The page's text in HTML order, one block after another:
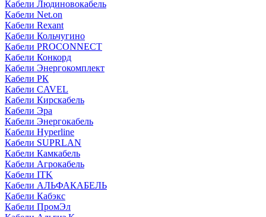
Кабели Людиновокабель
Кабели Net.on
Кабели Rexant
Кабели Кольчугино
Кабели PROCONNECT
Кабели Конкорд
Кабели Энергокомплект
Кабели РК
Кабели CAVEL
Кабели Кирскабель
Кабели Эра
Кабели Энергокабель
Кабели Hyperline
Кабели SUPRLAN
Кабели Камкабель
Кабели Агрокабель
Кабели ITK
Кабели АЛЬФАКАБЕЛЬ
Кабели Кабэкс
Кабели ПромЭл